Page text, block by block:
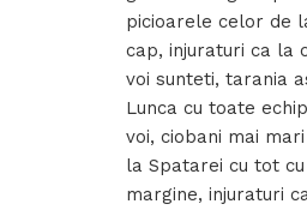
picioarele celor de
cap, injuraturi ca la
voi sunteti, tarania
Lunca cu toate
voi, ciobani mai
la Spatarei cu tot
margine, injuraturi